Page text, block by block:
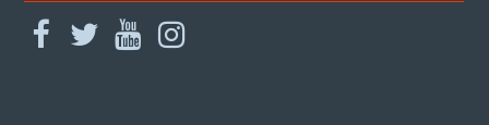
facebook
twitteryoutube